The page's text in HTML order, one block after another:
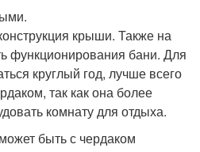
крыши. Также на
функционирования бани. Для
круглый год, лучше всего
так как она более
комнату для отдыха.
быть с чердаком